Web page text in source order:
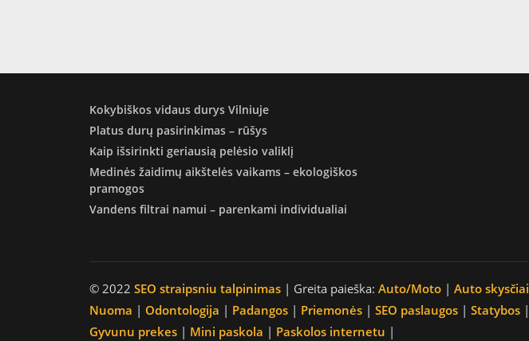
Kokybiškos vidaus durys Vilniuje
Platus durų pasirinkimas – rūšys
Kaip išsirinkti geriausią pelėsio valiklį
Medinės žaidimų aikštelės vaikams – ekologiškos
pramogos
Vandens filtrai namui – parenkami individualiai
© 2022 SEO straipsniu talpinimas | Greita paieška: Auto/Moto | Auto skysčiai
Nuoma | Odontologija | Padangos | Priemonės | SEO paslaugos | Statybos |
Gyvunu prekes | Mini paskola | Paskolos internetu |